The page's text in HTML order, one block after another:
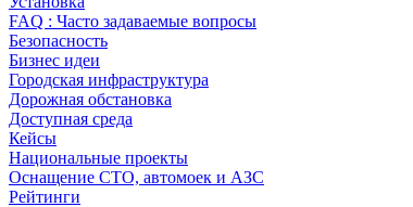
FAQ : Часто задаваемые вопросы
Безопасность
Бизнес идеи
Городская инфраструктура
Дорожная обстановка
Доступная среда
Кейсы
Национальные проекты
Оснащение СТО, автомоек и АЗС
Рейтинги